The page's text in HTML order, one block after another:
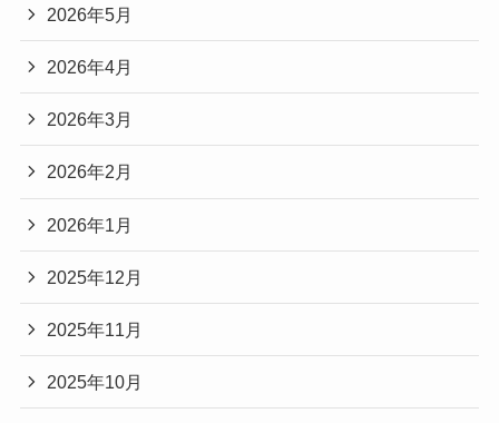
2026年5月
2026年4月
2026年3月
2026年2月
2026年1月
2025年12月
2025年11月
2025年10月